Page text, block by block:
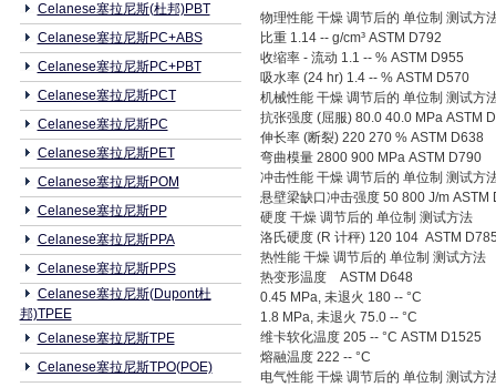
Celanese塞拉尼斯(杜邦)PBT
Celanese塞拉尼斯PC+ABS
Celanese塞拉尼斯PC+PBT
Celanese塞拉尼斯PCT
Celanese塞拉尼斯PC
Celanese塞拉尼斯PET
Celanese塞拉尼斯POM
Celanese塞拉尼斯PP
Celanese塞拉尼斯PPA
Celanese塞拉尼斯PPS
Celanese塞拉尼斯(Dupont杜
邦)TPEE
Celanese塞拉尼斯TPE
Celanese塞拉尼斯TPO(POE)
物理性能 干燥 调节后的 单位制 测试方
比重 1.14 -- g/cm³ ASTM D792
收缩率 - 流动 1.1 -- % ASTM D955
吸水率 (24 hr) 1.4 -- % ASTM D570
机械性能 干燥 调节后的 单位制 测试方
抗张强度 (屈服) 80.0 40.0 MPa ASTM
伸长率 (断裂) 220 270 % ASTM D638
弯曲模量 2800 900 MPa ASTM D790
冲击性能 干燥 调节后的 单位制 测试方
悬壁梁缺口冲击强度 50 800 J/m ASTM
硬度 干燥 调节后的 单位制 测试方法
洛氏硬度 (R 计秤) 120 104 ASTM
热性能 干燥 调节后的 单位制 测试方法
热变形温度 ASTM D648
0.45 MPa, 未退火 180 -- °C
1.8 MPa, 未退火 75.0 -- °C
维卡软化温度 205 -- °C ASTM D1525
熔融温度 222 -- °C
电气性能 干燥 调节后的 单位制 测试方